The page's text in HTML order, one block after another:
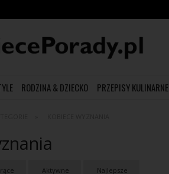
RODZINA & DZIECKO PRZEPISY KULINARNE
Aktywne Najlepsze